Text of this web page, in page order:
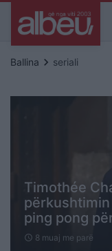
Ballina keyboard_arrow_right seriali
Timothée
ping pong
schedule 8 muaj me parë